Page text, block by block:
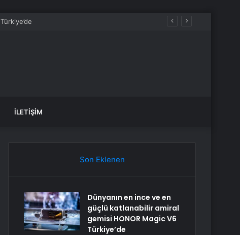
İLETIŞIM
Son Eklenen
Dünyanın en ince ve en
güçlü katlanabilir amiral
gemisi HONOR Magic V6
Türkiye’de